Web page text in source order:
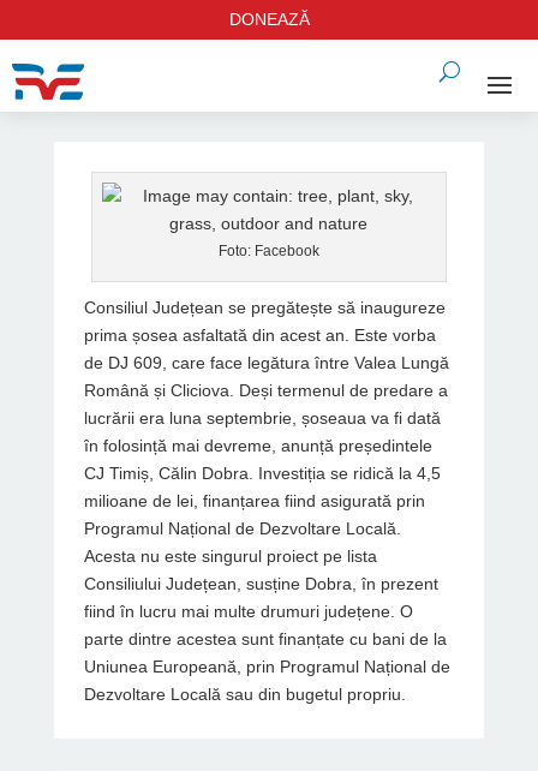
DONEAZĂ
Foto: Facebook
Consiliul Județean se pregătește să inaugureze
prima șosea asfaltată din acest an. Este vorba
de DJ 609, care face legătura între Valea Lungă
Română și Cliciova. Deși termenul de predare a
lucrării era luna septembrie, șoseaua va fi dată
în folosință mai devreme, anunță președintele
CJ Timiș, Călin Dobra. Investiția se ridică la 4,5
milioane de lei, finanțarea fiind asigurată prin
Programul Național de Dezvoltare Locală.
Acesta nu este singurul proiect pe lista
Consiliului Județean, susține Dobra, în prezent
fiind în lucru mai multe drumuri județene. O
parte dintre acestea sunt finanțate cu bani de la
Uniunea Europeană, prin Programul Național de
Dezvoltare Locală sau din bugetul propriu.